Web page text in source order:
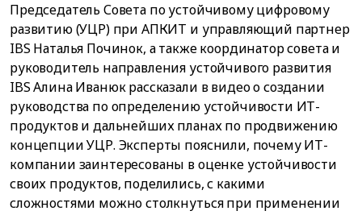
Председатель Совета по устойчивому цифровому
развитию (УЦР) при АПКИТ и управляющий партнер
IBS Наталья Починок, а также координатор совета и
руководитель направления устойчивого развития
IBS Алина Иванюк рассказали в видео о создании
руководства по определению устойчивости ИТ-
продуктов и дальнейших планах по продвижению
концепции УЦР. Эксперты пояснили, почему ИТ-
компании заинтересованы в оценке устойчивости
своих продуктов, поделились, с какими
сложностями можно столкнуться при применении